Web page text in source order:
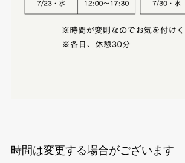
時間は変更する場合がございます